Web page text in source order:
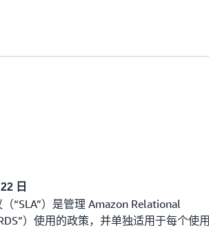
日
“SLA”）是管理 Amazon Relational
）使用的政策，并单独适用于每个使用